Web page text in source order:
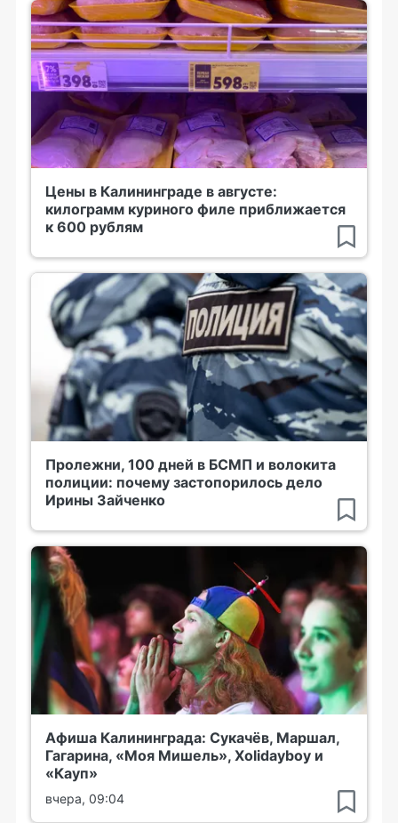
Цены в Калининграде в августе:
килограмм куриного филе приближается
к 600 рублям
Пролежни, 100 дней в БСМП и волокита
полиции: почему застопорилось дело
Ирины Зайченко
Афиша Калининграда: Сукачёв, Маршал,
Гагарина, «Моя Мишель», Xolidayboy и
«Кауп»
вчера, 09:04